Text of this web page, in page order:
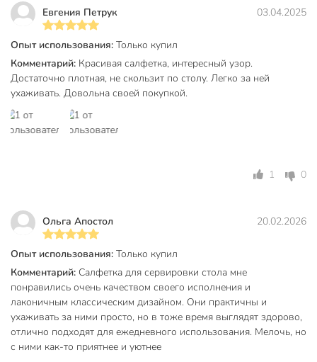
Евгения Петрук 03.04.2025
Опыт использования: Только купил
Комментарий: Красивая салфетка, интересный узор.
Достаточно плотная, не скользит по столу. Легко за ней
ухаживать. Довольна своей покупкой.
1 0
Ольга Апостол 20.02.2026
Опыт использования: Только купил
Комментарий: Салфетка для сервировки стола мне
понравились очень качеством своего исполнения и
лаконичным классическим дизайном. Они практичны и
ухаживать за ними просто, но в тоже время выглядят здорово,
отлично подходят для ежедневного использования. Мелочь, но
с ними как-то приятнее и уютнее